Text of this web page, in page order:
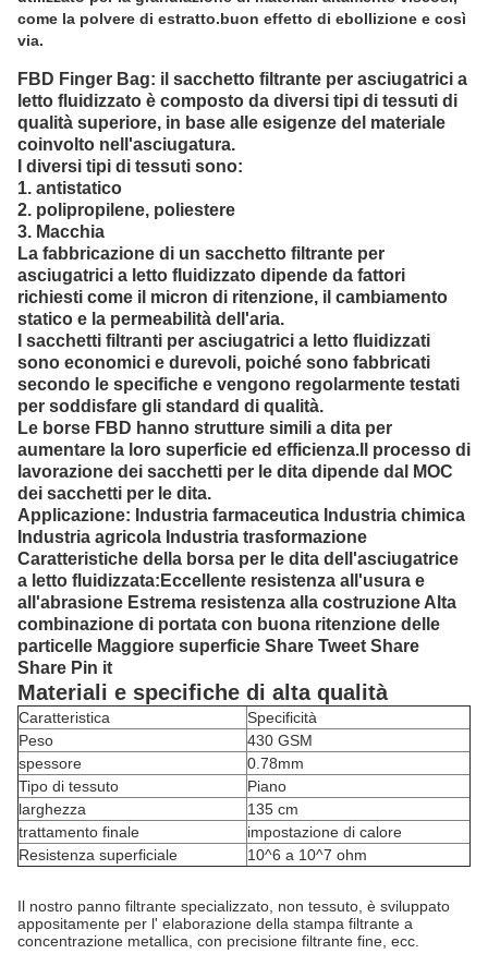
come la polvere di estratto.buon effetto di ebollizione e così
via.
FBD Finger Bag: il sacchetto filtrante per asciugatrici a
letto fluidizzato è composto da diversi tipi di tessuti di
qualità superiore, in base alle esigenze del materiale
coinvolto nell'asciugatura.
I diversi tipi di tessuti sono:
1. antistatico
2. polipropilene, poliestere
3. Macchia
La fabbricazione di un sacchetto filtrante per
asciugatrici a letto fluidizzato dipende da fattori
richiesti come il micron di ritenzione, il cambiamento
statico e la permeabilità dell'aria.
I sacchetti filtranti per asciugatrici a letto fluidizzati
sono economici e durevoli, poiché sono fabbricati
secondo le specifiche e vengono regolarmente testati
per soddisfare gli standard di qualità.
Le borse FBD hanno strutture simili a dita per
aumentare la loro superficie ed efficienza. Il processo di
lavorazione dei sacchetti per le dita dipende dal MOC
dei sacchetti per le dita.
Applicazione: Industria farmaceutica Industria chimica
Industria agricola Industria trasformazione
Caratteristiche della borsa per le dita dell'asciugatrice
a letto fluidizzata:Eccellente resistenza all'usura e
all'abrasione Estrema resistenza alla costruzione Alta
combinazione di portata con buona ritenzione delle
particelle Maggiore superficie Share Tweet Share
Share Pin it
Materiali e specifiche di alta qualità
Caratteristica
Specificità
Peso
430 GSM
spessore
0.78mm
Tipo di tessuto
Piano
larghezza
135 cm
trattamento finale
impostazione di calore
Resistenza superficiale
10^6 a 10^7 ohm
Il nostro panno filtrante specializzato, non tessuto, è sviluppato
appositamente per l' elaborazione della stampa filtrante a
concentrazione metallica, con precisione filtrante fine, ecc.